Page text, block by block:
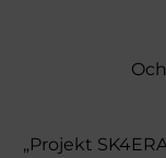
„Projekt